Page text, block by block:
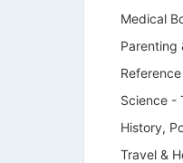
Medical
Parenting
Reference
Science -
History,
Travel &